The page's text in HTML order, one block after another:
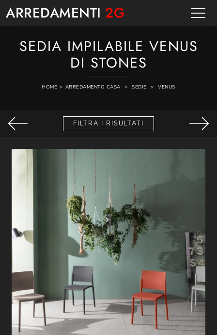
ARREDAMENTI 2G
SEDIA IMPILABILE VENUS
DI STONES
HOME > ARREDAMENTO CASA > SEDIE > VENUS
FILTRA I RISULTATI